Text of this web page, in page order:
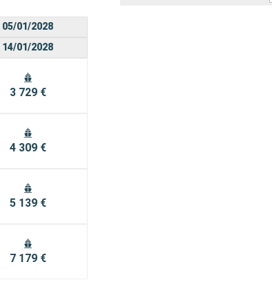
05/01/2028
14/01/2028
3 729 €
4 309 €
5 139 €
7 179 €